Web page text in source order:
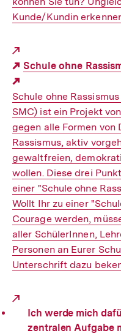
Kunde/Kundin
Schule ohne
Link:
Schule ohne
SMC) ist ein Projekt
gegen alle Formen von
Rassismus, aktiv
gewaltfreien,
wollen. Diese drei
einer "Schule ohne
Wollt Ihr zu einer
Courage werden,
aller SchülerInnen,
Personen an Eurer
Unterschrift dazu
Ich werde mich
zentralen Aufgabe